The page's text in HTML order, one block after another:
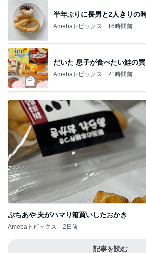
半年ぶりに長男と2人きりの
Amebaトピックス 16時間前
だいた 息子が食べたい鮭の
Amebaトピックス 21時間前
ぷちあや 夫がハマり箱買いしたおかき
Amebaトピックス 2日前
記事を読む